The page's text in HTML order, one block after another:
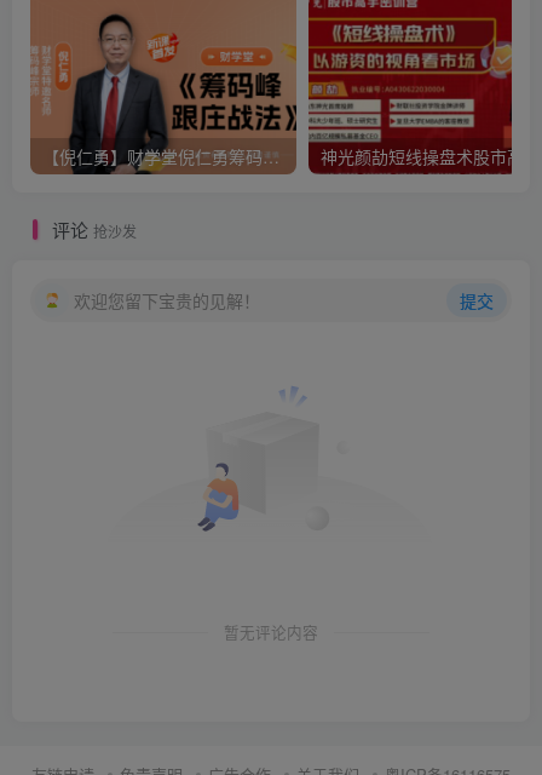
【倪仁勇】财学堂倪仁勇筹码峰跟庄战法系统课+筹码峰指标
评论 抢沙发
欢迎您留下宝贵的见解！ 提交
暂无评论内容